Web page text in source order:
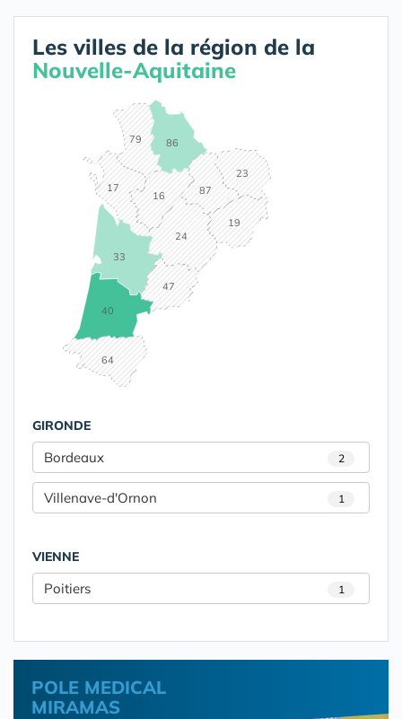
Les villes de la région de la
Nouvelle-Aquitaine
16
17
19
23
24
33
40
47
64
79 86
87
GIRONDE
Bordeaux 2
Villenave-d'Ornon 1
VIENNE
Poitiers 1
POLE MEDICAL
MIRAMAS